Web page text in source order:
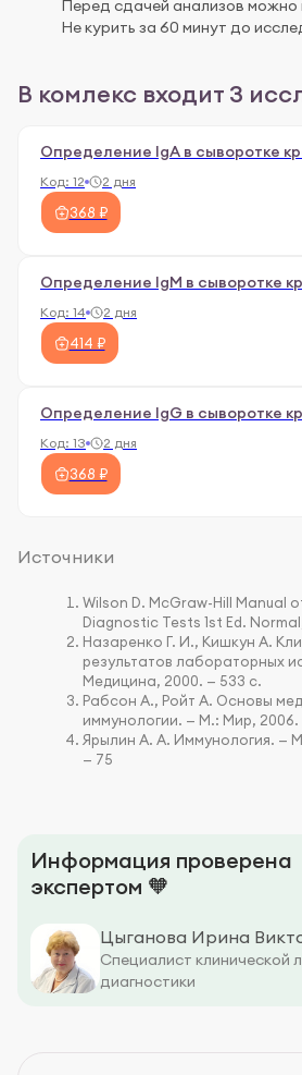
Перед сдачей анализов можно
Не курить за 60 минут до
В комлекс входит 3
Определение IgA в сыворотке
Код: 12 2 дня
368 ₽
Определение IgM в сыворотке
Код: 14 2 дня
414 ₽
Определение IgG в сыворотке
Код: 13 2 дня
368 ₽
Источники
Wilson D. McGraw-Hill Manual
Diagnostic Tests 1st Ed.
Назаренко Г. И., Кишкун А.
результатов лабораторных
Медицина, 2000. — 533 с.
Рабсон А., Ройт А. Основы
иммунологии. — М.: Мир, 2006.
Ярылин А. А. Иммунология. —
— 75
Информация проверена
экспертом 🧡
Цыганова Ирина
Специалист клинической
диагностики